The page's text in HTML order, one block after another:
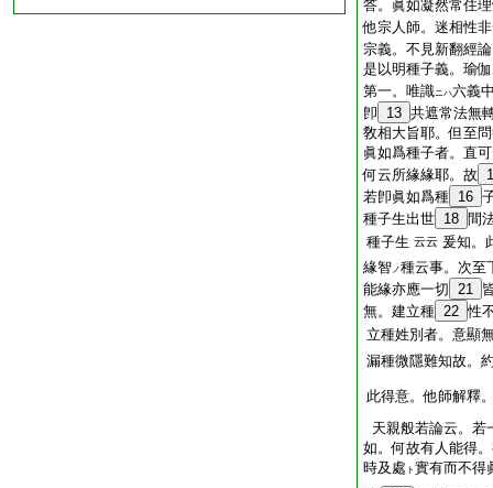
答。眞如凝然常住
他宗人師。迷相性
宗義。不見新翻經
是以明種子義。瑜伽
第一。唯識ニハ六義
卽
13 共遮常法無
敎相大旨耶。但至
眞如爲種子者。直
何云所緣緣耶。故
若卽眞如爲種 16
種子生出世 18 間
種子生 云云 爰知。
緣智ノ種云事。次至
能緣亦應一切 21
無。建立種 22 性
立種姓別者。意顯
漏種微隱難知故。
此得意。他師解釋
天親般若論云。若
如。何故有人能得
時及處 ト 實有而不得